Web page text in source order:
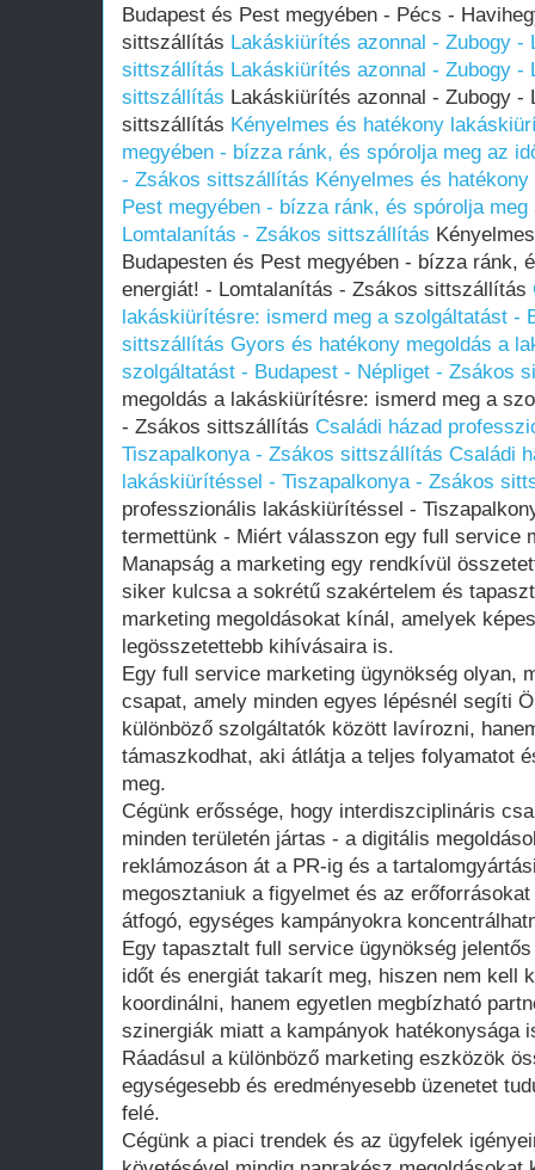
Budapest és Pest megyében - Pécs -
sittszállítás Lakáskiürítés azonnal - Zubogy -
sittszállítás Lakáskiürítés azonnal - Zubogy -
sittszállítás Lakáskiürítés azonnal - Zubogy -
sittszállítás Kényelmes és hatékony
megyében - bízza ránk, és spórolja meg az
- Zsákos sittszállítás Kényelmes és
Pest megyében - bízza ránk, és spórolja
Lomtalanítás - Zsákos sittszállítás
Budapesten és Pest megyében - bízza ránk,
energiát! - Lomtalanítás - Zsákos sittszállítás
lakáskiürítésre: ismerd meg a szolgáltatást -
sittszállítás Gyors és hatékony megoldás a
szolgáltatást - Budapest - Népliget - Zsákos
megoldás a lakáskiürítésre: ismerd meg a
- Zsákos sittszállítás Családi házad
Tiszapalkonya - Zsákos sittszállítás Családi
lakáskiürítéssel - Tiszapalkonya - Zsákos
professzionális lakáskiürítéssel -
termettünk - Miért válasszon egy full service
Manapság a marketing egy rendkívül
siker kulcsa a sokrétű szakértelem és
marketing megoldásokat kínál, amelyek
legösszetettebb kihívásaira is.
Egy full service marketing ügynökség olyan,
csapat, amely minden egyes lépésnél segíti
különböző szolgáltatók között lavírozni,
támaszkodhat, aki átlátja a teljes folyamatot
meg.
Cégünk erőssége, hogy interdiszciplináris
minden területén jártas - a digitális
reklámozáson át a PR-ig és a
megosztaniuk a figyelmet és az
átfogó, egységes kampányokra
Egy tapasztalt full service ügynökség
időt és energiát takarít meg, hiszen nem kell
koordinálni, hanem egyetlen megbízható
szinergiák miatt a kampányok hatékonysága
Ráadásul a különböző marketing eszközök
egységesebb és eredményesebb üzenetet
felé.
Cégünk a piaci trendek és az ügyfelek